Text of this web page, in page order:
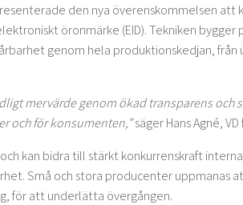
den nya överenskommelsen att
öronmärke (EID). Tekniken bygger
genom hela produktionskedjan,
mervärde genom ökad transparens och
och för konsumenten,”säger Hans Agné,
kan bidra till stärkt konkurrenskraft
Små och stora producenter uppmanas
för att underlätta övergången.